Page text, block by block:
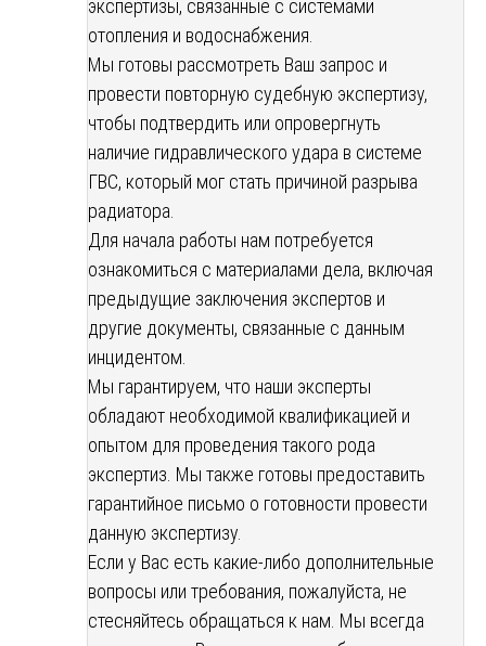
экспертизы, связанные с системами
отопления и водоснабжения.
Мы готовы рассмотреть Ваш запрос и
провести повторную судебную экспертизу,
чтобы подтвердить или опровергнуть
наличие гидравлического удара в системе
ГВС, который мог стать причиной разрыва
радиатора.
Для начала работы нам потребуется
ознакомиться с материалами дела, включая
предыдущие заключения экспертов и
другие документы, связанные с данным
инцидентом.
Мы гарантируем, что наши эксперты
обладают необходимой квалификацией и
опытом для проведения такого рода
экспертиз. Мы также готовы предоставить
гарантийное письмо о готовности провести
данную экспертизу.
Если у Вас есть какие-либо дополнительные
вопросы или требования, пожалуйста, не
стесняйтесь обращаться к нам. Мы всегда